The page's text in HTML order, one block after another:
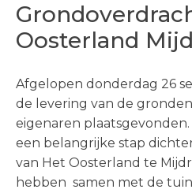
Visie en
Portfolio
Oosterland
Afgelopen donderdag 26
de levering van de
eigenaren
een belangrijke stap
van Het Oosterland te
hebben samen met de